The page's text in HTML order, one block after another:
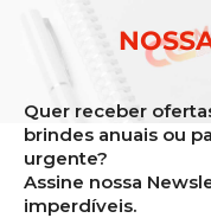
Quer receber
brindes anuais ou
urgente?
Assine nossa
imperdíveis.